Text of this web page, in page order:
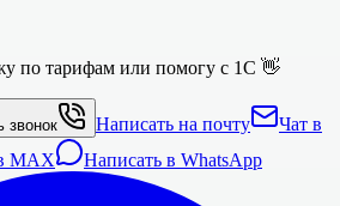
по тарифам или помогу с 1С 👋
звонок Написать на почту
Чат в
MAX Написать в WhatsApp